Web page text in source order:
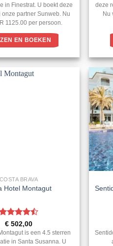
in Finestrat. U boekt deze
onze partner Sunweb. Nu
1125.00 per persoon.
EN BOEKEN
deze
Nu
COSTA BRAVA
Hotel Montagut
Gewaardeerd
uit 5
€502,00
is een 4.5 sterren
in Santa Susanna. U